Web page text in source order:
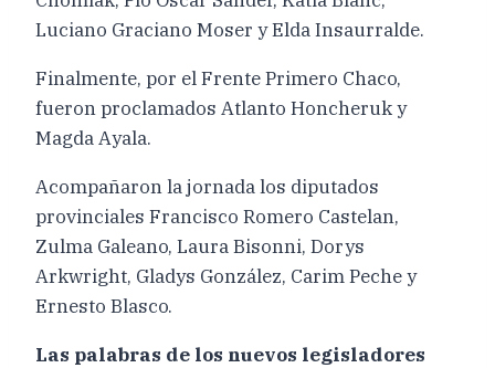
Luciano Graciano Moser y Elda Insaurralde.
Finalmente, por el Frente Primero Chaco,
fueron proclamados Atlanto Honcheruk y
Magda Ayala.
Acompañaron la jornada los diputados
provinciales Francisco Romero Castelan,
Zulma Galeano, Laura Bisonni, Dorys
Arkwright, Gladys González, Carim Peche y
Ernesto Blasco.
Las palabras de los nuevos legisladores